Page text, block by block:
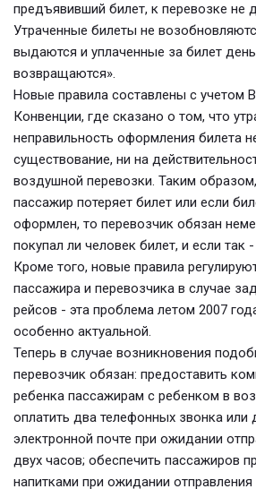
предъявивший билет, к перевозке не
Утраченные билеты не
выдаются и уплаченные за билет
возвращаются».
Новые правила составлены с учетом
Конвенции, где сказано о том, что
неправильность оформления билета
существование, ни на
воздушной перевозки. Таким образом,
пассажир потеряет билет или если
оформлен, то перевозчик обязан
покупал ли человек билет, и если так
Кроме того, новые правила
пассажира и перевозчика в случае
рейсов - эта проблема летом 2007
особенно актуальной.
Теперь в случае возникновения
перевозчик обязан: предоставить
ребенка пассажирам с ребенком в
оплатить два телефонных звонка
электронной почте при ожидании
двух часов; обеспечить пассажиров
напитками при ожидании